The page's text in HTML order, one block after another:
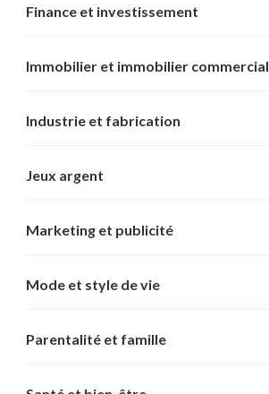
Finance et investissement
Immobilier et immobilier commercial
Industrie et fabrication
Jeux argent
Marketing et publicité
Mode et style de vie
Parentalité et famille